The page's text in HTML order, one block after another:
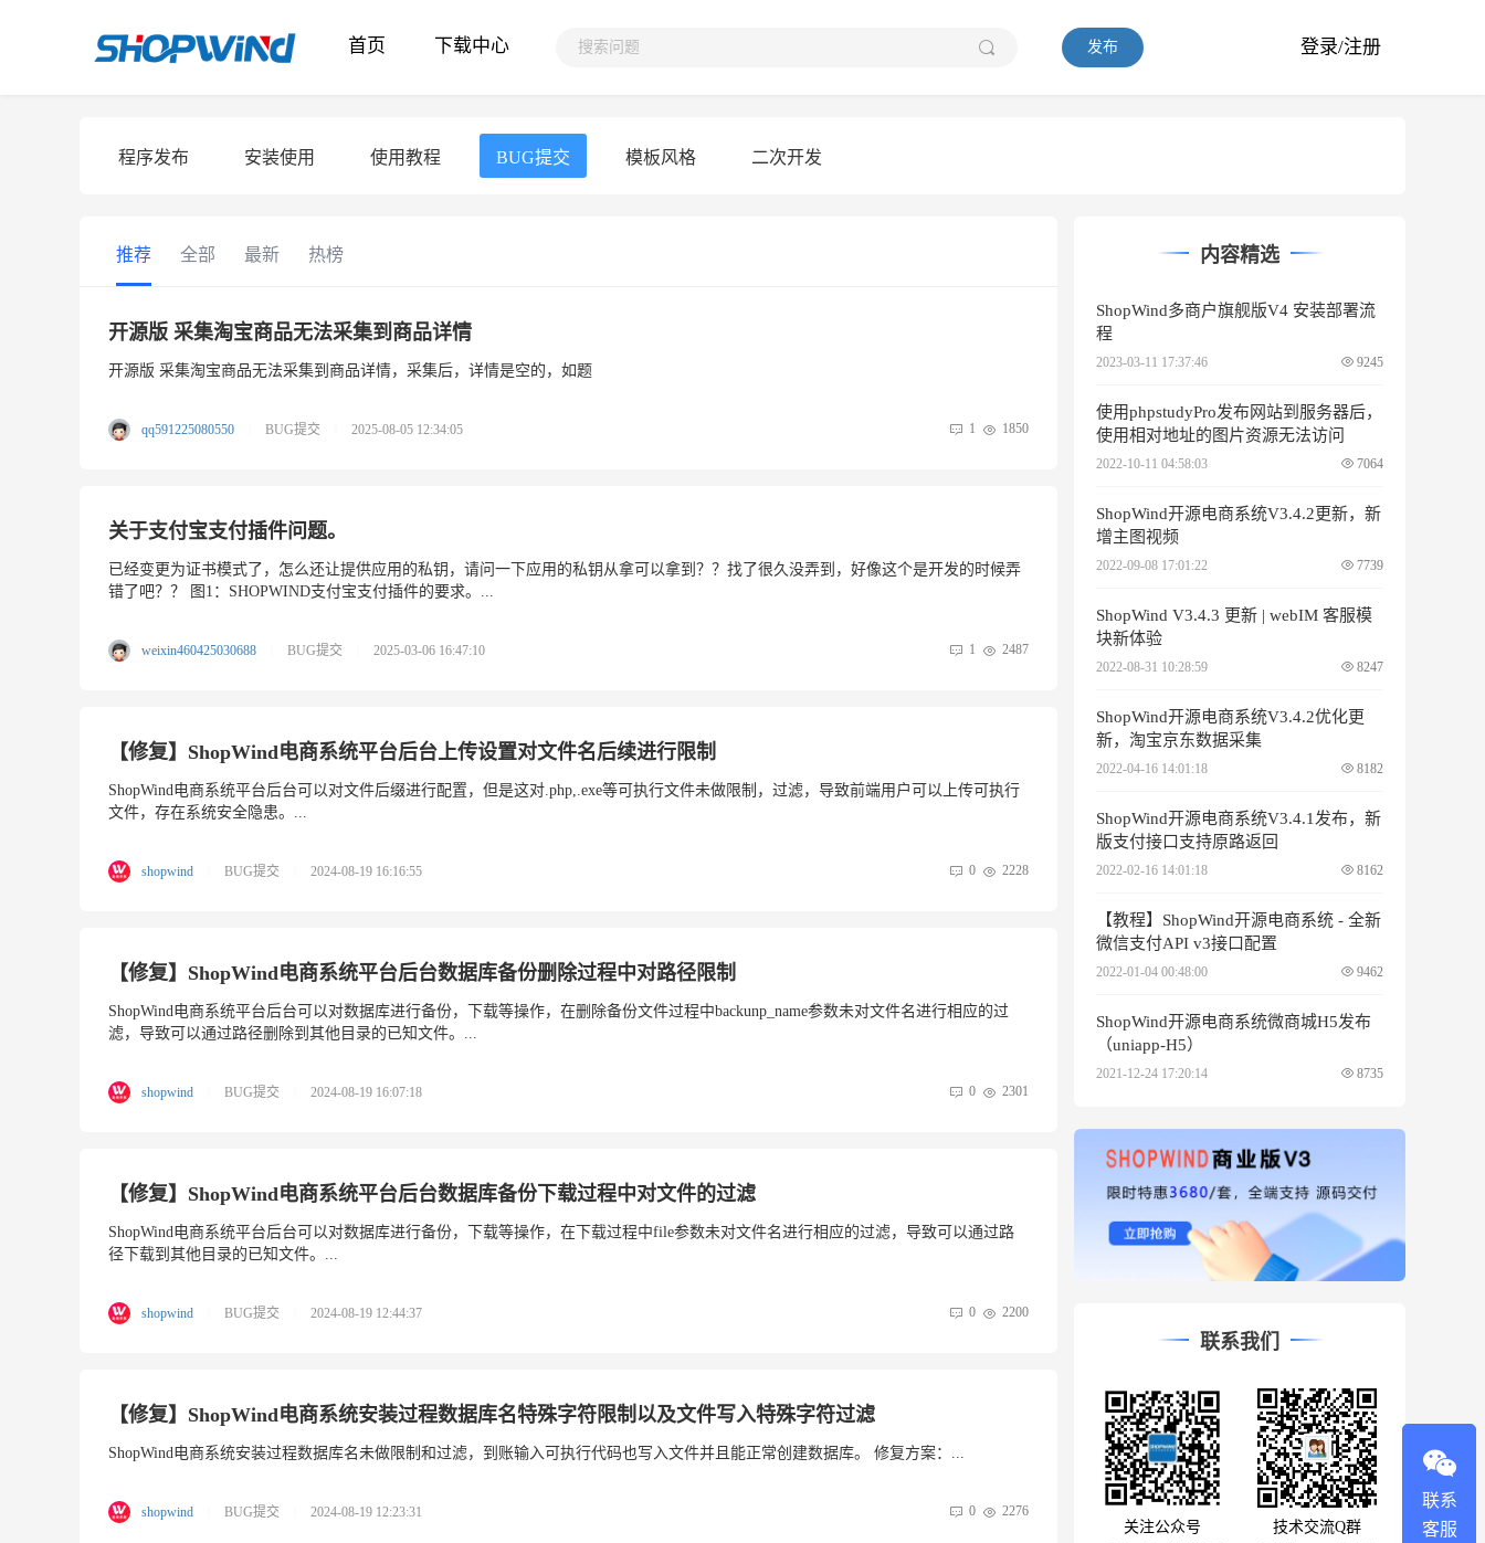
首页 下载中心 发布 登录/注册
程序发布 安装使用 使用教程 BUG提交 模板风格 二次开发
推荐 全部 最新 热榜
开源版 采集淘宝商品无法采集到商品详情
开源版 采集淘宝商品无法采集到商品详情，采集后，详情是空的，如题
qq591225080550 BUG提交 2025-08-05 12:34:05 1 1850
关于支付宝支付插件问题。
已经变更为证书模式了，怎么还让提供应用的私钥，请问一下应用的私钥从拿可以拿到？？找了很久没弄到，好像这个是开发的时候弄
错了吧？？ 图1：SHOPWIND支付宝支付插件的要求。...
weixin460425030688 BUG提交 2025-03-06 16:47:10 1 2487
【修复】ShopWind电商系统平台后台上传设置对文件名后续进行限制
ShopWind电商系统平台后台可以对文件后缀进行配置，但是这对.php,.exe等可执行文件未做限制，过滤，导致前端用户可以上传可执行
文件，存在系统安全隐患。...
shopwind BUG提交 2024-08-19 16:16:55 0 2228
【修复】ShopWind电商系统平台后台数据库备份删除过程中对路径限制
ShopWind电商系统平台后台可以对数据库进行备份，下载等操作，在删除备份文件过程中backunp_name参数未对文件名进行相应的过
滤，导致可以通过路径删除到其他目录的已知文件。...
shopwind BUG提交 2024-08-19 16:07:18 0 2301
【修复】ShopWind电商系统平台后台数据库备份下载过程中对文件的过滤
ShopWind电商系统平台后台可以对数据库进行备份，下载等操作，在下载过程中file参数未对文件名进行相应的过滤，导致可以通过路
径下载到其他目录的已知文件。...
shopwind BUG提交 2024-08-19 12:44:37 0 2200
【修复】ShopWind电商系统安装过程数据库名特殊字符限制以及文件写入特殊字符过滤
ShopWind电商系统安装过程数据库名未做限制和过滤，到账输入可执行代码也写入文件并且能正常创建数据库。 修复方案：...
shopwind BUG提交 2024-08-19 12:23:31 0 2276
内容精选
ShopWind多商户旗舰版V4 安装部署流
程
2023-03-11 17:37:46 9245
使用phpstudyPro发布网站到服务器后，
使用相对地址的图片资源无法访问
2022-10-11 04:58:03 7064
ShopWind开源电商系统V3.4.2更新，新
增主图视频
2022-09-08 17:01:22 7739
ShopWind V3.4.3 更新 | webIM 客服模
块新体验
2022-08-31 10:28:59 8247
ShopWind开源电商系统V3.4.2优化更
新，淘宝京东数据采集
2022-04-16 14:01:18 8182
ShopWind开源电商系统V3.4.1发布，新
版支付接口支持原路返回
2022-02-16 14:01:18 8162
【教程】ShopWind开源电商系统 - 全新
微信支付API v3接口配置
2022-01-04 00:48:00 9462
ShopWind开源电商系统微商城H5发布
（uniapp-H5）
2021-12-24 17:20:14 8735
联系我们
关注公众号 技术交流Q群
联系
客服